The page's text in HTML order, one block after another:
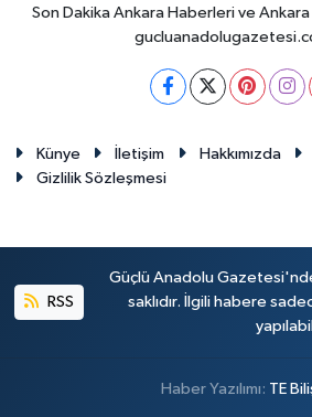
Son Dakika Ankara Haberleri ve
Künye İletişim Hakkımızda
Gizlilik Sözleşmesi
RSS
Güçlü Anadolu
saklıdır. İlgili habere
Haber Yazılımı: TE